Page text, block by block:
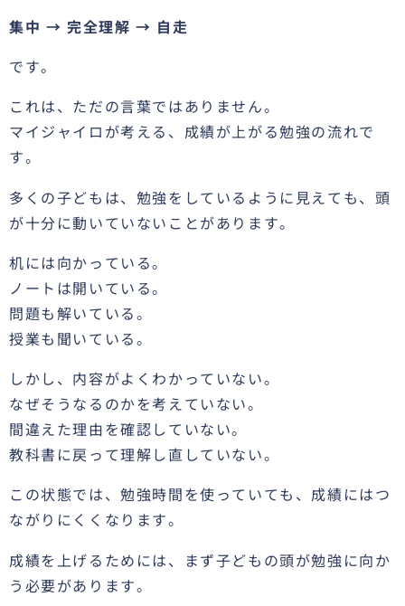
集中 → 完全理解 → 自走
です。
これは、ただの言葉ではありません。
マイジャイロが考える、成績が上がる勉強の流れで
す。
多くの子どもは、勉強をしているように見えても、頭
が十分に動いていないことがあります。
机には向かっている。
ノートは開いている。
問題も解いている。
授業も聞いている。
しかし、内容がよくわかっていない。
なぜそうなるのかを考えていない。
間違えた理由を確認していない。
教科書に戻って理解し直していない。
この状態では、勉強時間を使っていても、成績にはつ
ながりにくくなります。
成績を上げるためには、まず子どもの頭が勉強に向か
う必要があります。